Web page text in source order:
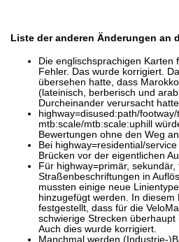
Liste der anderen Änderungen an
Die englischsprachigen Karten
Fehler. Das wurde korrigiert.
übersehen hatte, dass
(lateinisch, berberisch und
Durcheinander verursacht hatte.
highway=disused:path/
mtb:scale/mtb:scale:uphill
Bewertungen ohne den Weg
Bei highway=residential/
Brücken vor der eigentlichen
Für highway=primär,
Straßenbeschriftungen in
mussten einige neue
hinzugefügt werden. In diesem
festgestellt, dass für die
schwierige Strecken überhaupt
Auch dies wurde korrigiert.
Manchmal werden (Industrie-